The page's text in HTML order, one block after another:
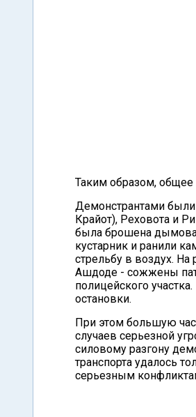
Таким образом, общее
Демонстрантами были
Крайот), Реховота и
была брошена
кустарник и ранили
стрельбу в воздух. На
Ашдоде - сожжены
полицейского
остановки.
При этом большую
случаев серьезной
силовому разгону
транспорта удалось
серьезным